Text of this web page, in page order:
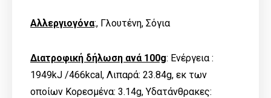
Αλλεργιογόνα:, Γλουτένη, Σόγια
Διατροφική δήλωση ανά 100g: Ενέργεια :
1949kJ /466kcal, Λιπαρά: 23.84g, εκ των
οποίων Kορεσμένα: 3.14g, Υδατάνθρακες: